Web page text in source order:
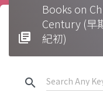
library_books
Books on
Century (早
紀初)
search